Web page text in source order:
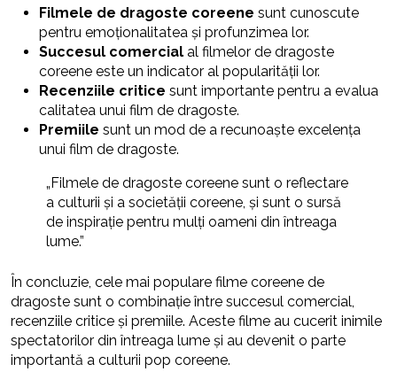
Filmele de dragoste coreene sunt cunoscute
pentru emoționalitatea și profunzimea lor.
Succesul comercial al filmelor de dragoste
coreene este un indicator al popularității lor.
Recenziile critice sunt importante pentru a evalua
calitatea unui film de dragoste.
Premiile sunt un mod de a recunoaște excelența
unui film de dragoste.
„Filmele de dragoste coreene sunt o reflectare
a culturii și a societății coreene, și sunt o sursă
de inspirație pentru mulți oameni din întreaga
lume.”
În concluzie, cele mai populare filme coreene de
dragoste sunt o combinație între succesul comercial,
recenziile critice și premiile. Aceste filme au cucerit inimile
spectatorilor din întreaga lume și au devenit o parte
importantă a culturii pop coreene.